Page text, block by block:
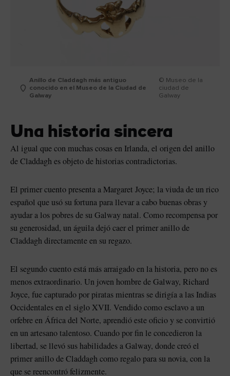
Anillo de Claddagh más antiguo
conocido en el Museo de la Ciudad de
Galway
© Museo de la
ciudad de
Galway
Una historia sincera
Al igual que con muchas cosas en Irlanda, el origen del anillo
de Claddagh es objeto de historias contradictorias.
El primer cuento presenta a Margaret Joyce; la viuda de un rico
español que usó su fortuna para llevar a cabo buenas obras y
ayudar a los pobres de su Galway natal. Como recompensa por
su generosidad, un águila dejó caer el primer anillo de
Claddagh directamente en su regazo.
El segundo cuento está más arraigado en la historia, pero no es
menos extraordinario. Un joven hombre de Galway, Richard
Joyce, fue capturado por piratas mientras se dirigía a las Indias
Occidentales en el siglo XVII. Vendido como esclavo a un
orfebre en África del Norte, aprendió este oficio y se convirtió
en un artesano talentoso. Cuando por fin le concedieron la
libertad, se llevó sus habilidades a Galway, donde creó el
primer anillo de Claddagh como regalo para su novia, con la
que se reencontró felizmente.